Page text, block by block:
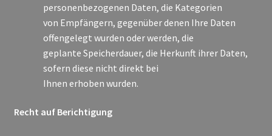
personenbezogenen Daten, die Kategorien
von Empfängern, gegenüber denen Ihre Daten
offengelegt wurden oder werden, die
geplante Speicherdauer, die Herkunft ihrer Daten,
sofern diese nicht direkt bei
Ihnen erhoben wurden.
Recht auf Berichtigung